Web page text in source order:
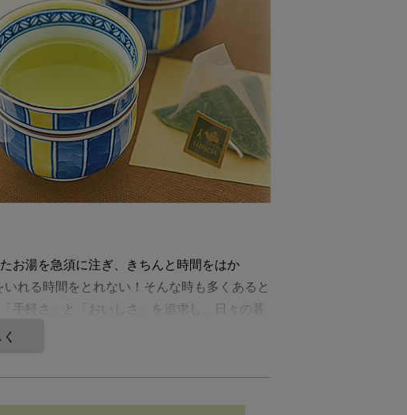
お湯を急須に注ぎ、きちんと時間をはか
れる時間をとれない！そんな時も多くあると
手軽さ」と「おいしさ」を追求し、日々の暮